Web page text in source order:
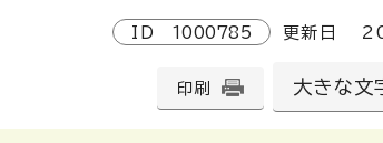
ID 1000785 更新日
印刷 大きな文